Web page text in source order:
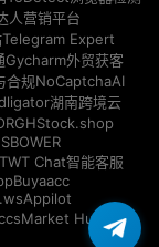
人营销平台
Telegram Expert
Gycharm外贸获客
合规NoCaptchaAI
湖南跨境云
HStock.shop
TWT Chat智能客服
Buyaacc
Appilot
Hub